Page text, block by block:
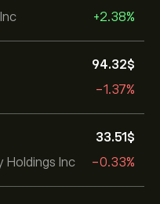
+2.38%
94.32‎$‎
-1.37%
Holdings Inc
33.51‎$‎
-0.33%